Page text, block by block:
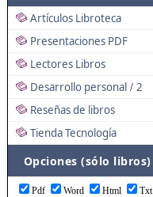
Artículos Libroteca
Presentaciones PDF
Lectores Libros
Desarrollo personal / 2
Reseñas de libros
Tienda Tecnología
Opciones (sólo libros)
Pdf Word Html Txt